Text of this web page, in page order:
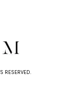
RESERVED.